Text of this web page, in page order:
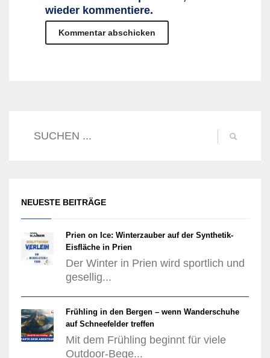
wieder kommentiere.
NEUESTE BEITRÄGE
Prien on Ice: Winterzauber auf der Synthetik-
Eisfläche in Prien
Der Winter in Prien wird sportlich und
gesellig...
Frühling in den Bergen – wenn Wanderschuhe
auf Schneefelder treffen
Mit dem Frühling beginnt für viele
Outdoor-Bege...